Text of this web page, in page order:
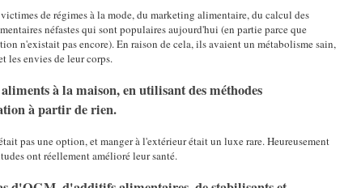
de régimes à la mode, du marketing alimentaire, du calcul des
néfastes qui sont populaires aujourd'hui (en partie parce que
n'existait pas encore). En raison de cela, ils avaient un métabolisme sain,
les envies de leur corps.
à la maison, en utilisant des méthodes
à partir de rien.
pas une option, et manger à l'extérieur était un luxe rare. Heureusement
ont réellement amélioré leur santé.